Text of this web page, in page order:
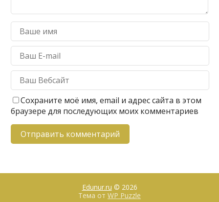
Сохраните моё имя, email и адрес сайта в этом
браузере для последующих моих комментариев
Edunur.ru © 2026
Тема от WP Puzzle